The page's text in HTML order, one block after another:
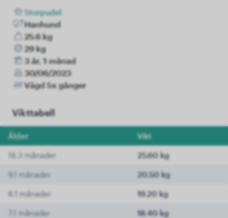
Storpudel
Hanhund
25.6 kg
29 kg
3 år, 1 månad
30/06/2023
Vägd 5x gånger
Vikttabell
Ålder Vikt
18.3 månader 25.60 kg
9.1 månader 20.50 kg
8.1 månader 19.20 kg
7.1 månader 18.40 kg